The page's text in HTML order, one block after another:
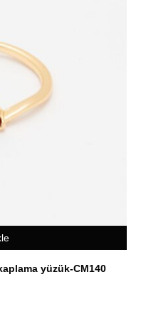
yüzük-CM140